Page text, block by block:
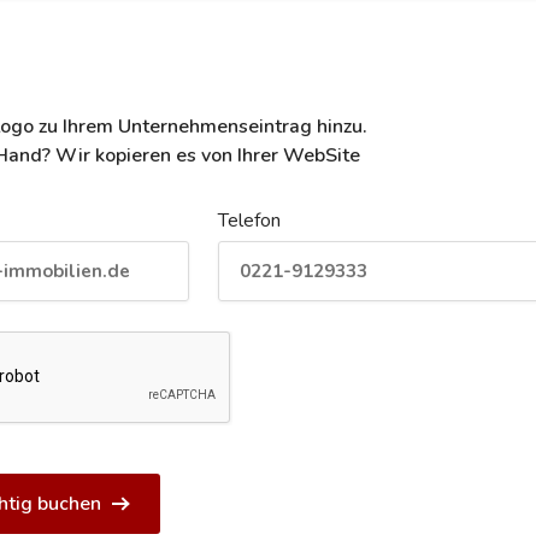
zu Ihrem Unternehmenseintrag hinzu.
Wir kopieren es von Ihrer WebSite
Telefon
buchen